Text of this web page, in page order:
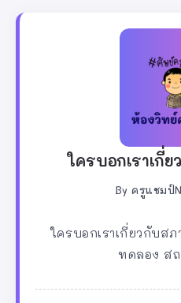
ใครบอกเราเกี่
By ครูแชมป์
ใครบอกเราเกี่ยวกับส
ทดลอง ส